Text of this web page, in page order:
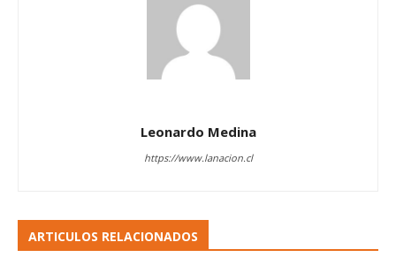
Leonardo Medina
https://www.lanacion.cl
ARTICULOS RELACIONADOS